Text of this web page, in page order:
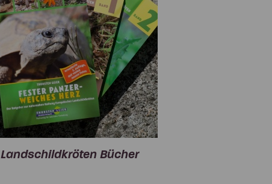
Landschildkröten Bücher